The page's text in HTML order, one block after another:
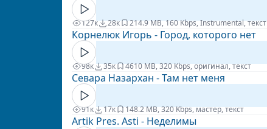
127к 28к 214.9 MB, 160 Kbps, Instrumental, текст
Корнелюк Игорь - Город, которого нет
98к 35к 4610 MB, 320 Kbps, оригинал, текст
Севара Назархан - Там нет меня
91к 17к 148.2 MB, 320 Kbps, мастер, текст
Artik Pres. Asti - Неделимы